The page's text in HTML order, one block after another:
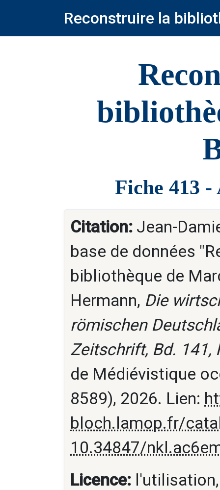
Reconstruire la
Fiche 413
Citation: Jean-
base de données
bibliothèque de
Hermann, Die
römischen
Zeitschrift, Bd. 141,
de Médiévistique
8589), 2026. Lien:
bloch.lamop.fr/
10.34847/
Licence: